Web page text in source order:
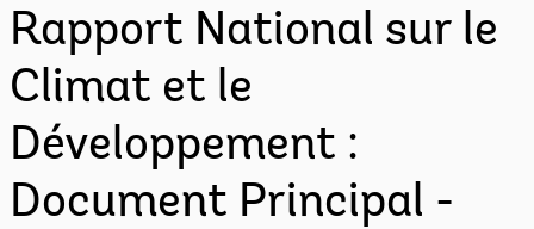
Rapport National sur le
Climat et le
Développement :
Document Principal -